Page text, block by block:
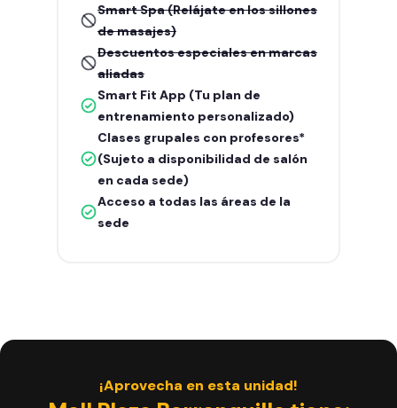
Smart Spa (Relájate en los sillones
de masajes)
Descuentos especiales en marcas
aliadas
Smart Fit App (Tu plan de
entrenamiento personalizado)
Clases grupales con profesores*
(Sujeto a disponibilidad de salón
en cada sede)
Acceso a todas las áreas de la
sede
¡Aprovecha en esta unidad!